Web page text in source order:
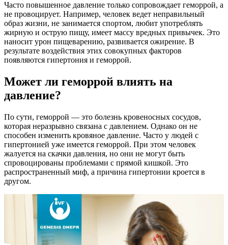
Часто повышенное давление только сопровождает геморрой, а
не провоцирует. Например, человек ведет неправильный
образ жизни, не занимается спортом, любит употреблять
жирную и острую пищу, имеет массу вредных привычек. Это
наносит урон пищеварению, развивается ожирение. В
результате воздействия этих совокупных факторов
появляются гипертония и геморрой.
Может ли геморрой влиять на
давление?
По сути, геморрой — это болезнь кровеносных сосудов,
которая неразрывно связана с давлением. Однако он не
способен изменить кровяное давление. Часто у людей с
гипертонией уже имеется геморрой. При этом человек
жалуется на скачки давления, но они не могут быть
спровоцированы проблемами с прямой кишкой. Это
распространенный миф, а причина гипертонии кроется в
другом.